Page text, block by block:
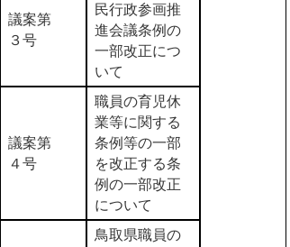
議案第
３号
民行政参画推
進会議条例の
一部改正につ
いて
議案第
４号
職員の育児休
業等に関する
条例等の一部
を改正する条
例の一部改正
について
鳥取県職員の